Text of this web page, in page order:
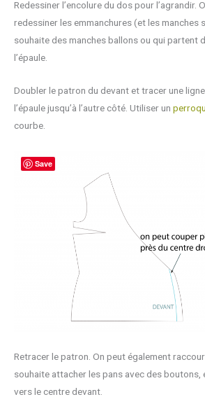
Redessiner l’encolure du dos pour l’agrandir.
redessiner les emmanchures (et les manches
souhaite des manches ballons ou qui partent
l’épaule.
Doubler le patron du devant et tracer une
l’épaule jusqu’à l’autre côté. Utiliser un
courbe.
Retracer le patron. On peut également
souhaite attacher les pans avec des boutons,
vers le centre devant.
Save